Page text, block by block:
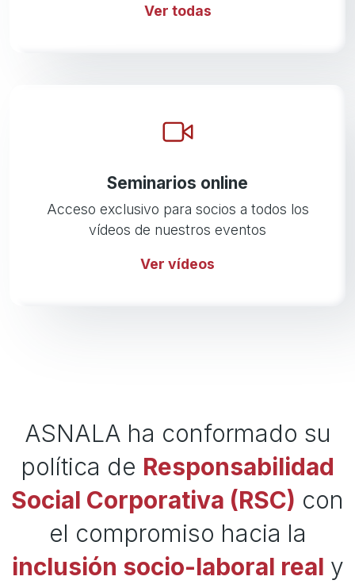
Ver todas
Seminarios online
Acceso exclusivo para socios a todos los
vídeos de nuestros eventos
Ver vídeos
ASNALA ha conformado su
política de Responsabilidad
Social Corporativa (RSC) con
el compromiso hacia la
inclusión socio-laboral real y